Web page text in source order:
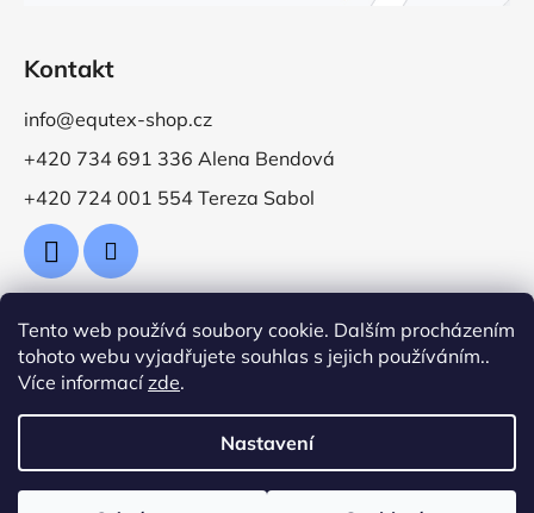
Tento web používá soubory cookie. Dalším procházením
tohoto webu vyjadřujete souhlas s jejich používáním..
Více informacízde.
Nastavení
Kontakt
info@equtex-shop.cz
+420 734 691 336 Alena Bendová
+420 724 001 554 Tereza Sabol
Přijímáme online platby
Vytvořil Shoptet